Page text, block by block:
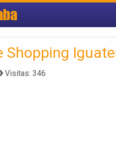
Shopping
Visitas: 346